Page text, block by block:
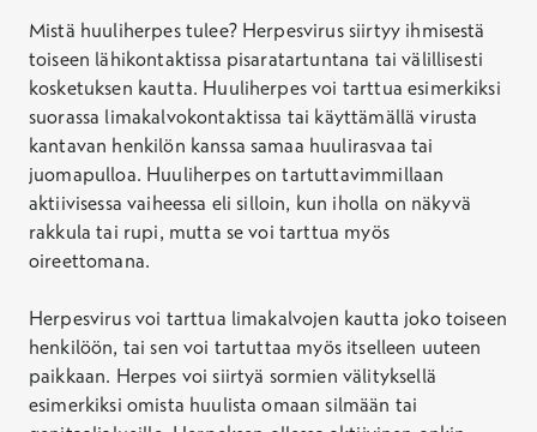
Mistä huuliherpes tulee? Herpesvirus siirtyy ihmisestä
toiseen lähikontaktissa pisaratartuntana tai välillisesti
kosketuksen kautta. Huuliherpes voi tarttua esimerkiksi
suorassa limakalvokontaktissa tai käyttämällä virusta
kantavan henkilön kanssa samaa huulirasvaa tai
juomapulloa. Huuliherpes on tartuttavimmillaan
aktiivisessa vaiheessa eli silloin, kun iholla on näkyvä
rakkula tai rupi, mutta se voi tarttua myös
oireettomana.
Herpesvirus voi tarttua limakalvojen kautta joko toiseen
henkilöön, tai sen voi tartuttaa myös itselleen uuteen
paikkaan. Herpes voi siirtyä sormien välityksellä
esimerkiksi omista huulista omaan silmään tai